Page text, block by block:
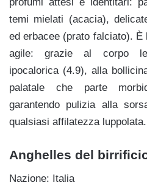
temi mielati (acacia),
ed erbacee (prato falciato).
agile: grazie al corpo
ipocalorica (4.9), alla
palatale che parte
garantendo pulizia alla
qualsiasi affilatezza
Anghelles del
Nazione: Italia